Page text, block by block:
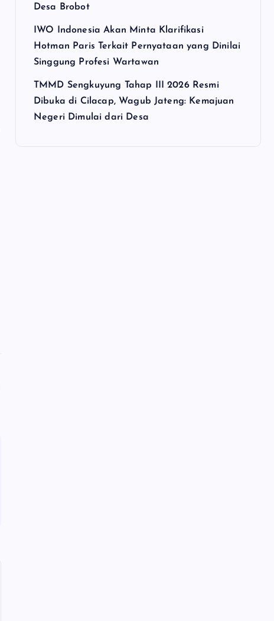
Desa Brobot
IWO Indonesia Akan Minta Klarifikasi
Hotman Paris Terkait Pernyataan yang Dinilai
Singgung Profesi Wartawan
TMMD Sengkuyung Tahap III 2026 Resmi
Dibuka di Cilacap, Wagub Jateng: Kemajuan
Negeri Dimulai dari Desa